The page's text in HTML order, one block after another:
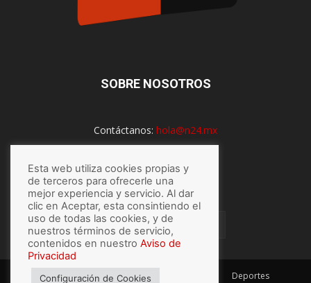
SOBRE NOSOTROS
Contáctanos: hola@n24.mx
SÍGUENOS
México Mundo Economía Deportes
Esta web utiliza cookies propias y
de terceros para ofrecerle una
mejor experiencia y servicio. Al dar
clic en Aceptar, esta consintiendo el
uso de todas las cookies, y de
nuestros términos de servicio,
contenidos en nuestro Aviso de
Privacidad
Configuración de Cookies